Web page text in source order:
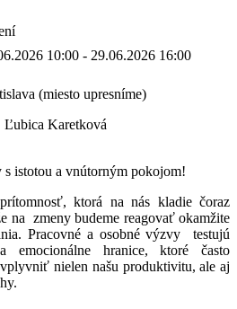
10:00 - 29.06.2026 16:00
(miesto upresníme)
Ľubica Karetková
istotou a vnútorným pokojom!
ktorá na nás kladie čoraz
na zmeny budeme reagovať okamžite
Pracovné a osobné výzvy testujú
emocionálne hranice, ktoré často
nielen našu produktivitu, ale aj